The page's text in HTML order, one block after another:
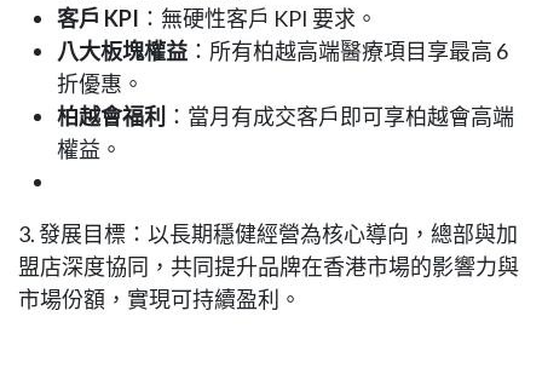
客戶 KPI ：無硬性客戶 KPI 要求。
八大板塊權益 ：所有柏越高端醫療項目享最高 6
折優惠。
柏越會福利 ：當月有成交客戶即可享柏越會高端
權益。
3. 發展目標：以長期穩健經營為核心導向，總部與加
盟店深度協同，共同提升品牌在香港市場的影響力與
市場份額，實現可持續盈利。